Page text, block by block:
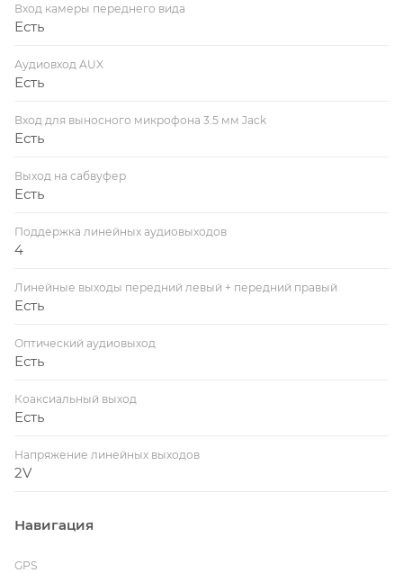
Вход камеры переднего вида
Есть
Аудиовход AUX
Есть
Вход для выносного микрофона 3.5 мм Jack
Есть
Выход на сабвуфер
Есть
Поддержка линейных аудиовыходов
4
Линейные выходы передний левый + передний правый
Есть
Оптический аудиовыход
Есть
Коаксиальный выход
Есть
Напряжение линейных выходов
2V
Навигация
GPS